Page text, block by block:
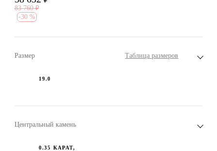
83 760 ₽
-30 %
Размер Таблица размеров
19.0
Центральный камень
0.35 КАРАТ,